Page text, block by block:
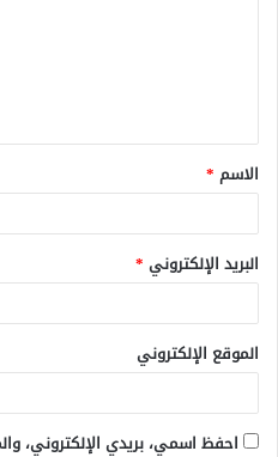
ق
*
الاسم *
البريد الإلكتروني *
الموقع الإلكتروني
احفظ اسمي، بريدي الإلكتروني،